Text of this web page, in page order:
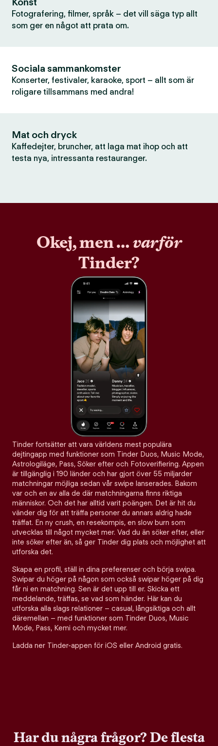
Fotografering, filmer, språk – det vill säga typ allt
som ger en något att prata om.
Sociala sammankomster
Konserter, festivaler, karaoke, sport – allt som är
roligare tillsammans med andra!
Mat och dryck
Kaffedejter, bruncher, att laga mat ihop och att
testa nya, intressanta restauranger.
Okej, men …varför
Tinder?
Tinder fortsätter att vara världens mest populära
dejtingapp med funktioner som Tinder Duos, Music Mode,
Astrologiläge, Pass, Söker efter och Fotoverifiering. Appen
är tillgänglig i 190 länder och har gjort över 55 miljarder
matchningar möjliga sedan vår swipe lanserades. Bakom
var och en av alla de där matchningarna finns riktiga
människor. Och det har alltid varit poängen. Det är hit du
vänder dig för att träffa personer du annars aldrig hade
träffat. En ny crush, en resekompis, en slow burn som
utvecklas till något mycket mer. Vad du än söker efter, eller
inte söker efter än, så ger Tinder dig plats och möjlighet att
utforska det.
Skapa en profil, ställ in dina preferenser och börja swipa.
Swipar du höger på någon som också swipar höger på dig
får ni en matchning. Sen är det upp till er. Skicka ett
meddelande, träffas, se vad som händer. Här kan du
utforska alla slags relationer – casual, långsiktiga och allt
däremellan – med funktioner som Tinder Duos, Music
Mode, Pass, Kemi och mycket mer.
Ladda ner Tinder-appen för iOS eller Android gratis.
Har du några frågor? De flesta